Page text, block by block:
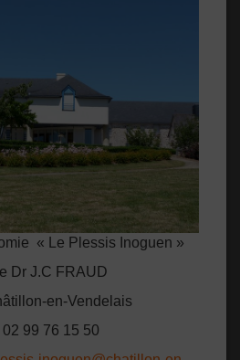
« Le Plessis Inoguen »
Dr J.C FRAUD
en-Vendelais
02 99 76 15 50